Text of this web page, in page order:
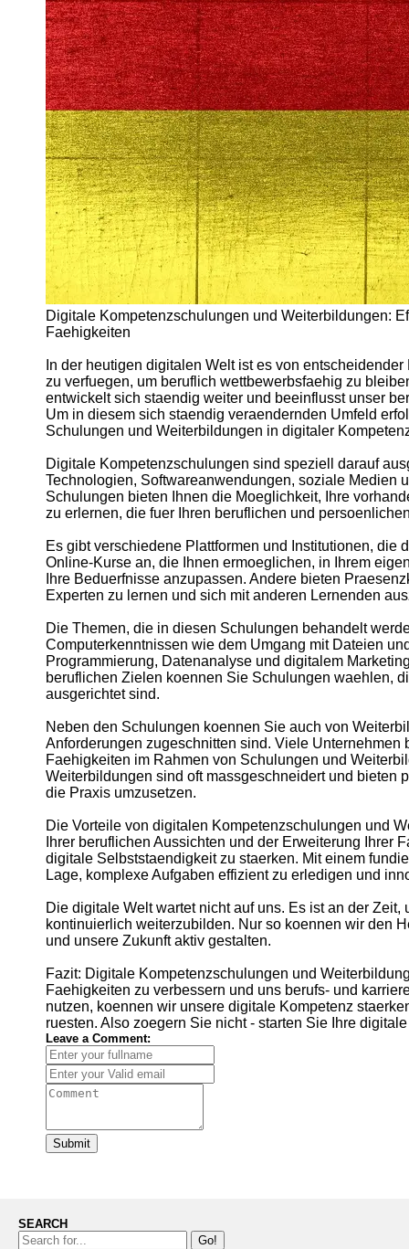
Unemployment
Ausbildungsprogramme
und berufliche
Weiterbildung in
Oesterreich
Inspirierende
Erfolgsgeschichten und
Arbeitsvermittlung
Aktuelle
Arbeitsmarktnachrichten
und Entwicklungen
Socials
Facebook
Instagram
Twitter
Help &
Support
About
Us
Write
for Us
Digitale Kompetenzschulungen und Weiterbildungen:
Faehigkeiten
In der heutigen digitalen Welt ist es von
zu verfuegen, um beruflich wettbewerbsfaehig zu
entwickelt sich staendig weiter und beeinflusst unser
Um in diesem sich staendig veraendernden Umfeld
Schulungen und Weiterbildungen in digitaler
Digitale Kompetenzschulungen sind speziell darauf
Technologien, Softwareanwendungen, soziale Medien
Schulungen bieten Ihnen die Moeglichkeit, Ihre
zu erlernen, die fuer Ihren beruflichen und
Es gibt verschiedene Plattformen und Institutionen,
Online-Kurse an, die Ihnen ermoeglichen, in Ihrem
Ihre Beduerfnisse anzupassen. Andere bieten
Experten zu lernen und sich mit anderen Lernenden
Die Themen, die in diesen Schulungen behandelt
Computerkenntnissen wie dem Umgang mit Dateien
Programmierung, Datenanalyse und digitalem
beruflichen Zielen koennen Sie Schulungen waehlen,
ausgerichtet sind.
Neben den Schulungen koennen Sie auch von
Anforderungen zugeschnitten sind. Viele
Faehigkeiten im Rahmen von Schulungen und
Weiterbildungen sind oft massgeschneidert und bieten
die Praxis umzusetzen.
Die Vorteile von digitalen Kompetenzschulungen und
Ihrer beruflichen Aussichten und der Erweiterung Ihrer
digitale Selbststaendigkeit zu staerken. Mit einem
Lage, komplexe Aufgaben effizient zu erledigen und
Die digitale Welt wartet nicht auf uns. Es ist an der
kontinuierlich weiterzubilden. Nur so koennen wir den
und unsere Zukunft aktiv gestalten.
Fazit: Digitale Kompetenzschulungen und
Faehigkeiten zu verbessern und uns berufs- und
nutzen, koennen wir unsere digitale Kompetenz
ruesten. Also zoegern Sie nicht - starten Sie Ihre
Leave a Comment:
Submit
SEARCH
Go!